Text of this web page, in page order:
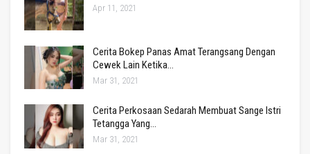
Apr 11, 2021
Cerita Bokep Panas Amat Terangsang Dengan
Cewek Lain Ketika…
Mar 31, 2021
Cerita Perkosaan Sedarah Membuat Sange Istri
Tetangga Yang…
Mar 31, 2021